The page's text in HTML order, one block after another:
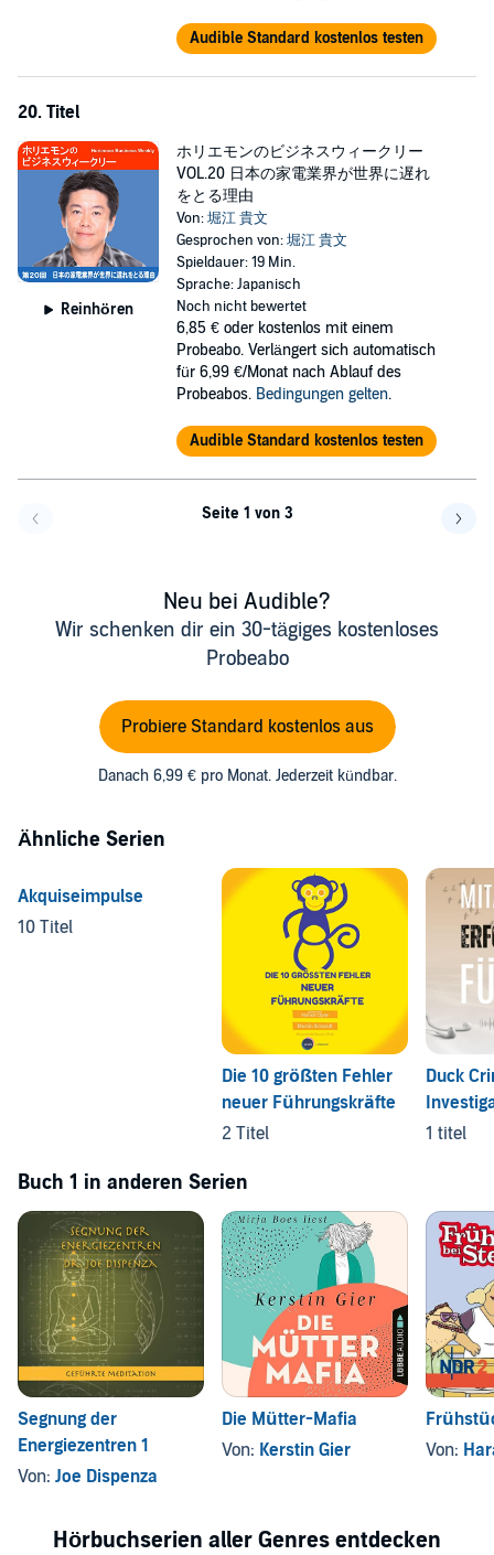
Audible Standard kostenlos testen
20. Titel
Reinhören
ホリエモンのビジネスウィークリー
VOL.20 日本の家電業界が世界に遅れ
をとる理由
Von:堀江 貴文
Gesprochen von:堀江 貴文
Spieldauer: 19 Min.
Sprache: Japanisch
Noch nicht bewertet
6,85 € oder kostenlos mit einem
Probeabo. Verlängert sich automatisch
für 6,99 €/Monat nach Ablauf des
Probeabos. Bedingungen gelten.
Audible Standard kostenlos testen
Seite 1 von 3
Neu bei Audible?
Wir schenken dir ein 30-tägiges kostenloses
Probeabo
Probiere Standard kostenlos aus
Danach 6,99 € pro Monat. Jederzeit kündbar.
Ähnliche Serien
Akquiseimpulse
10 Titel
Die 10 größten Fehler
neuer Führungskräfte
2 Titel
Duck
1 titel
Buch 1 in anderen Serien
Segnung der
Energiezentren 1
Von: Joe Dispenza
Die Mütter-Mafia
Von: Kerstin Gier
Von:
Hörbuchserien aller Genres entdecken